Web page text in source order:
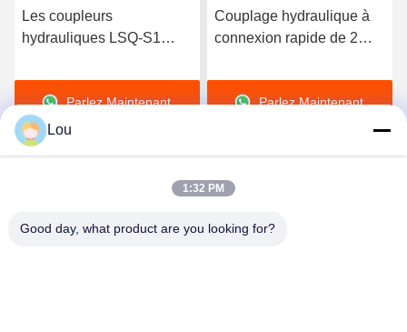
Les coupleurs
hydrauliques LSQ-S1
TNP échangent l'OIN
7241-1 séries
Parlez Maintenant.
Couplage hydraulique à
connexion rapide de 2
hydraulique à face plate à
usage général
Parlez Maintenant.
Zhejiang Songqiao Pneumatic And Hydraulic
Lou
1:32 PM
Good day, what product are you looking for?